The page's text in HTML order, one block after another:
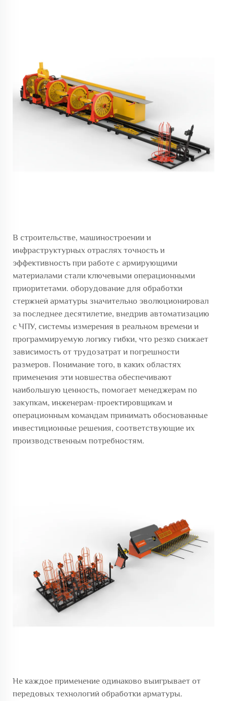
В строительстве, машиностроении и
инфраструктурных отраслях точность и
эффективность при работе с армирующими
материалами стали ключевыми операционными
приоритетами. оборудование для обработки
стержней арматуры значительно эволюционировал
за последнее десятилетие, внедрив автоматизацию
с ЧПУ, системы измерения в реальном времени и
программируемую логику гибки, что резко снижает
зависимость от трудозатрат и погрешности
размеров. Понимание того, в каких областях
применения эти новшества обеспечивают
наибольшую ценность, помогает менеджерам по
закупкам, инженерам-проектировщикам и
операционным командам принимать обоснованные
инвестиционные решения, соответствующие их
производственным потребностям.
Не каждое применение одинаково выигрывает от
передовых технологий обработки арматуры.